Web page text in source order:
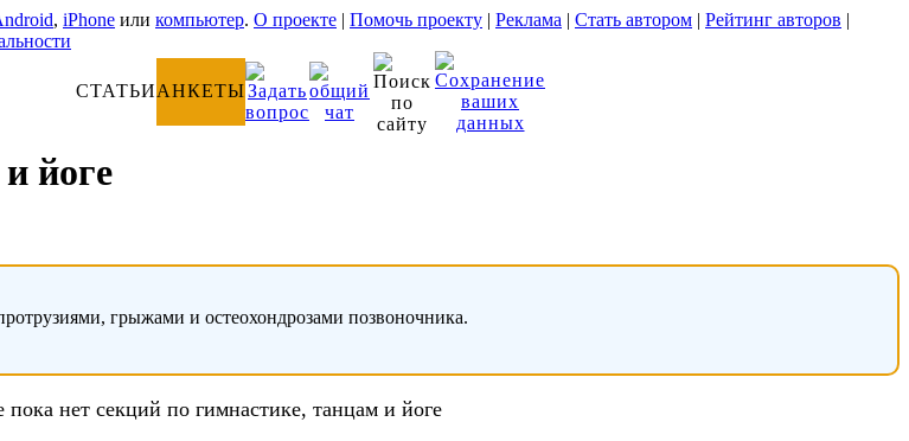
, iPhone или компьютер. О проекте | Помочь проекту | Реклама | Стать автором | Рейтинг авторов |
СТАТЬИАНКЕТЫ
йоге
грыжами и остеохондрозами позвоночника.
пока нет секций по гимнастике, танцам и йоге